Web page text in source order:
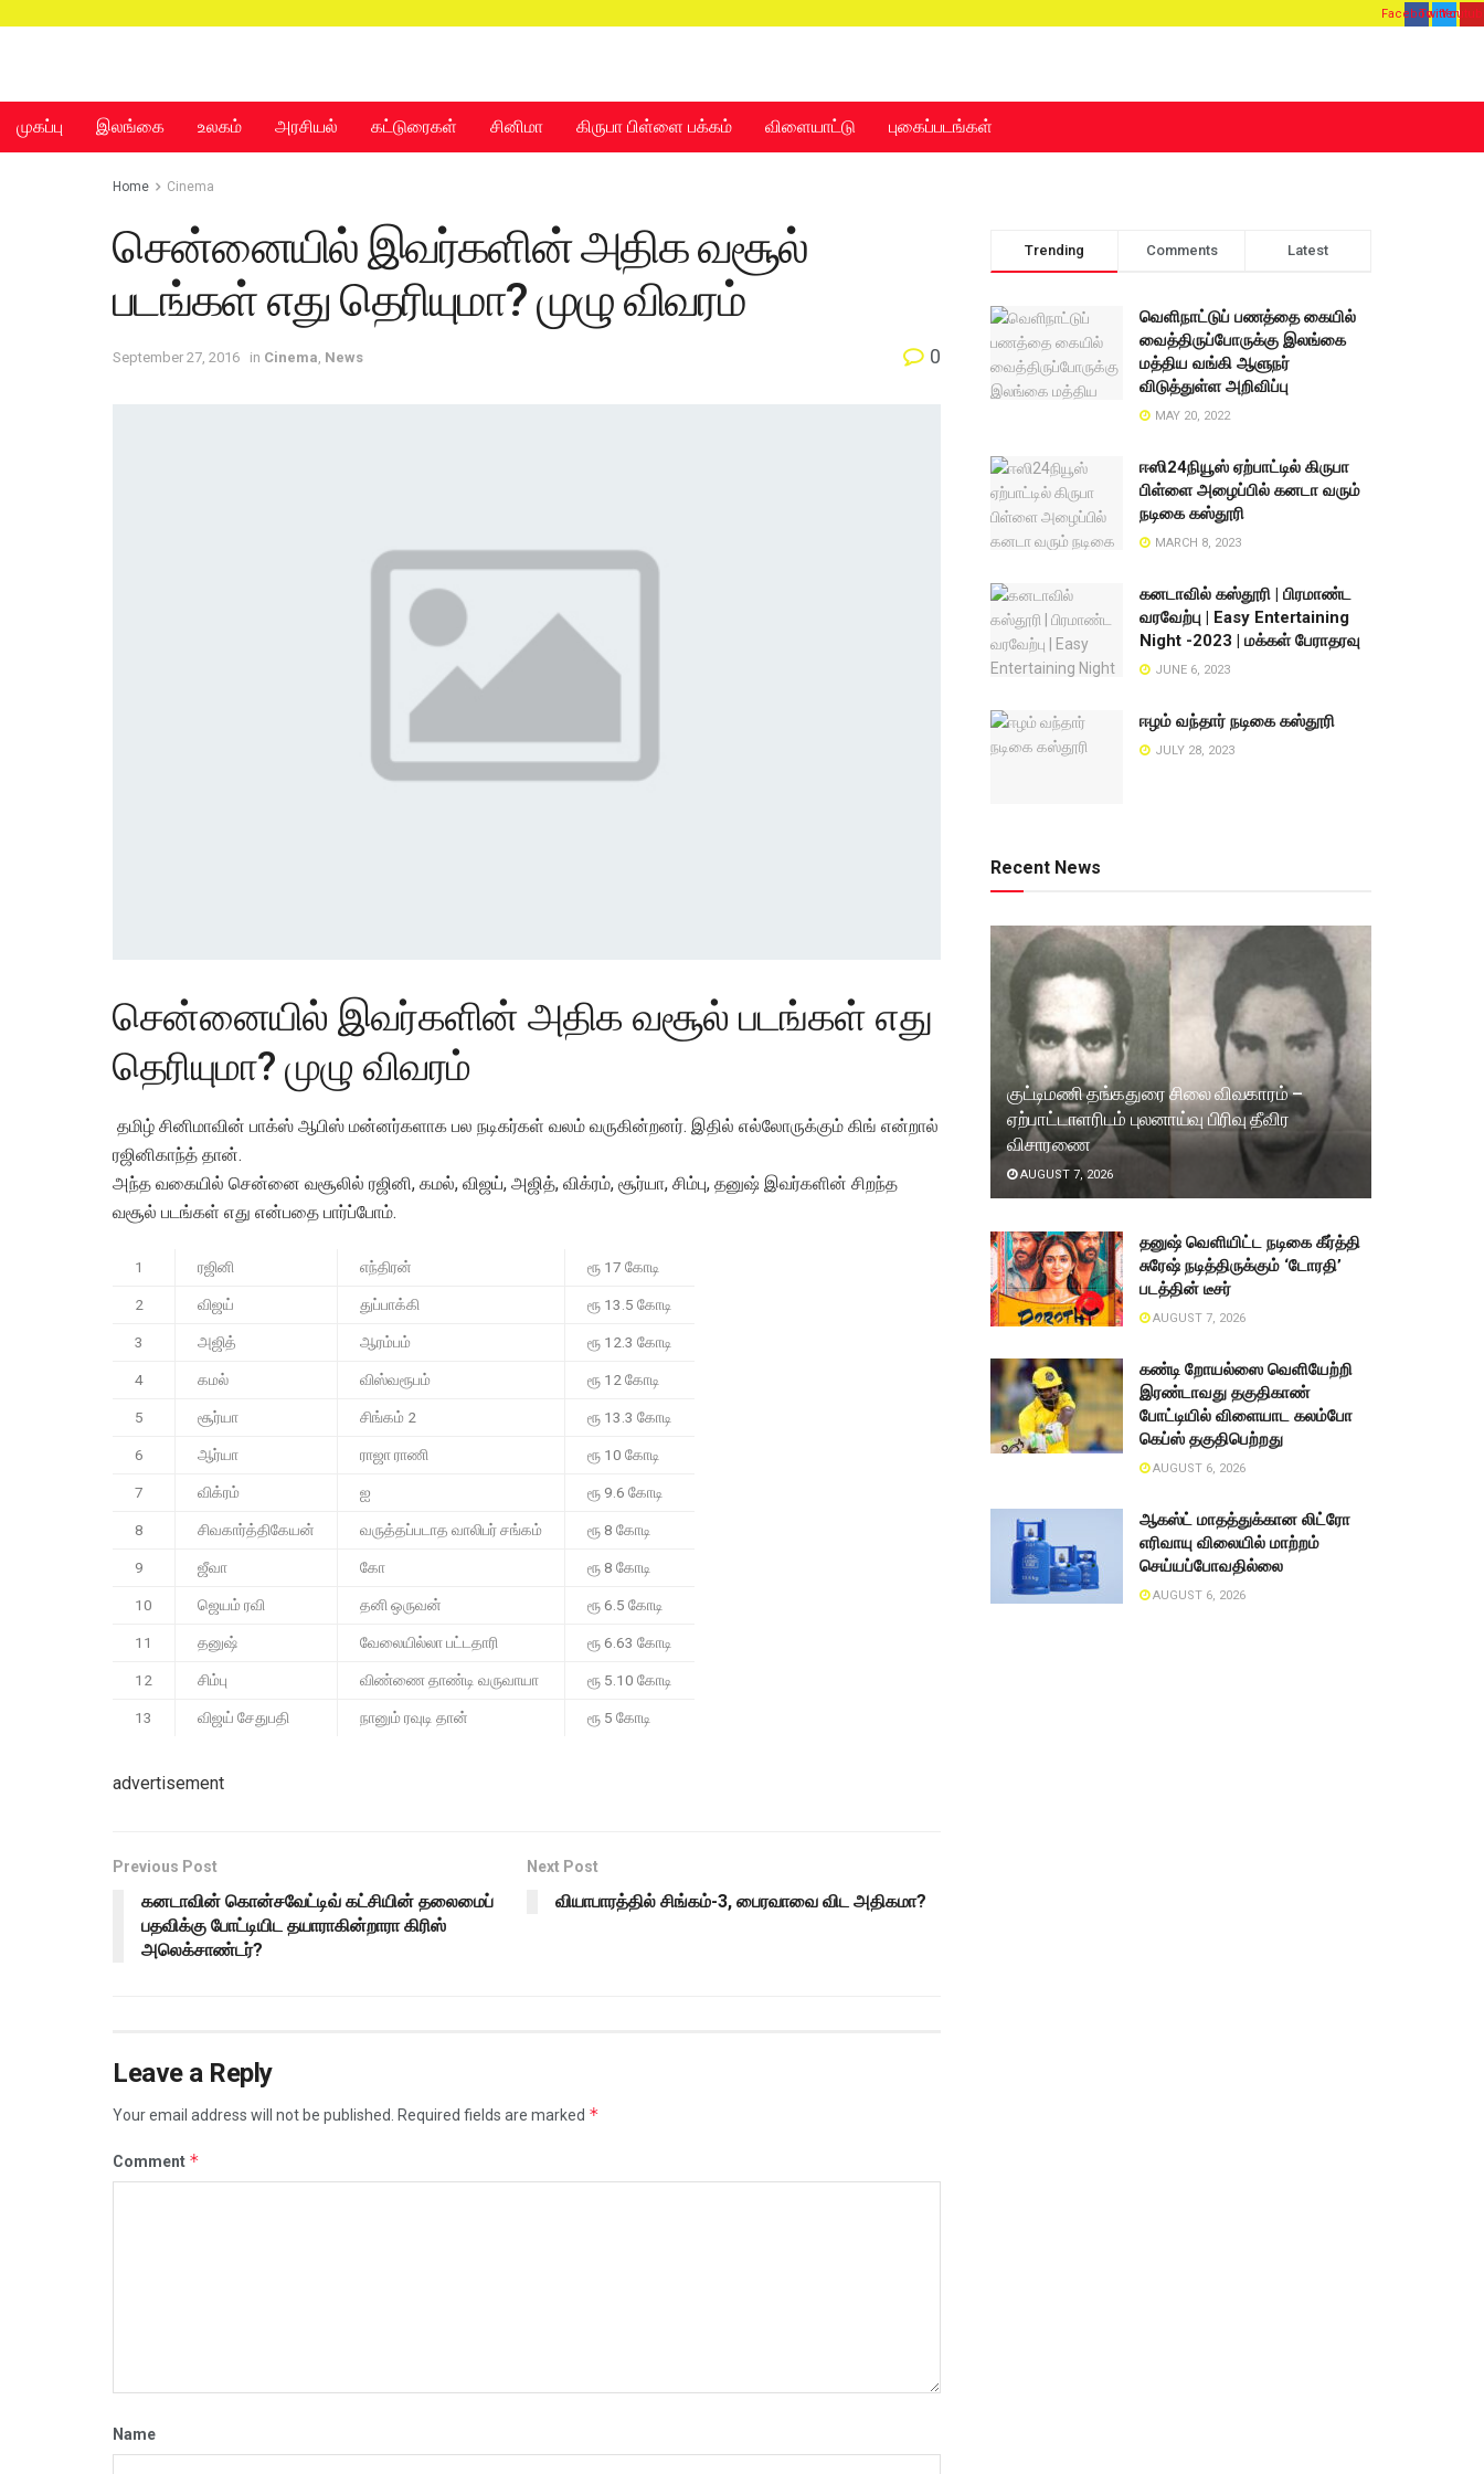
FacebookTwitter
முகப்பு இலங்கை உலகம் அரசியல் கட்டுரைகள் சினிமா கிருபா பிள்ளை பக்கம் விளையாட்டு புகைப்படங்கள்
Home Cinema
சென்னையில் இவர்களின் அதிக வசூல்
படங்கள் எது தெரியுமா? முழு விவரம்
September 27, 2016 in Cinema, News 0
சென்னையில் இவர்களின் அதிக வசூல் படங்கள் எது
தெரியுமா? முழு விவரம்
தமிழ் சினிமாவின் பாக்ஸ் ஆபிஸ் மன்னர்களாக பல நடிகர்கள் வலம் வருகின்றனர். இதில் எல்லோருக்கும் கிங் என்றால்
ரஜினிகாந்த் தான்.
அந்த வகையில் சென்னை வசூலில் ரஜினி, கமல், விஜய், அஜித், விக்ரம், சூர்யா, சிம்பு, தனுஷ் இவர்களின் சிறந்த
வசூல் படங்கள் எது என்பதை பார்ப்போம்.
1 ரஜினி எந்திரன் ரூ 17 கோடி
2 விஜய் துப்பாக்கி ரூ 13.5 கோடி
3 அஜித் ஆரம்பம் ரூ 12.3 கோடி
4 கமல் விஸ்வரூபம் ரூ 12 கோடி
5 சூர்யா சிங்கம் 2 ரூ 13.3 கோடி
6 ஆர்யா ராஜா ராணி ரூ 10 கோடி
7 விக்ரம் ஐ ரூ 9.6 கோடி
8 சிவகார்த்திகேயன் வருத்தப்படாத வாலிபர் சங்கம் ரூ 8 கோடி
9 ஜீவா கோ ரூ 8 கோடி
10 ஜெயம் ரவி தனி ஒருவன் ரூ 6.5 கோடி
11 தனுஷ் வேலையில்லா பட்டதாரி ரூ 6.63 கோடி
12 சிம்பு விண்ணை தாண்டி வருவாயா ரூ 5.10 கோடி
13 விஜய் சேதுபதி நானும் ரவுடி தான் ரூ 5 கோடி
advertisement
Previous Post
கனடாவின் கொன்சவேட்டிவ் கட்சியின் தலைமைப்
பதவிக்கு போட்டியிட தயாராகின்றாரா கிரிஸ்
அலெக்சாண்டர்?
Next Post
வியாபாரத்தில் சிங்கம்-3, பைரவாவை விட அதிகமா?
Leave a Reply
Your email address will not be published. Required fields are marked *
Comment *
Name
Trending Comments Latest
வெளிநாட்டுப் பணத்தை கையில்
வைத்திருப்போருக்கு இலங்கை
மத்திய வங்கி ஆளுநர்
விடுத்துள்ள அறிவிப்பு
MAY 20, 2022
ஈஸி24நியூஸ் ஏற்பாட்டில் கிருபா
பிள்ளை அழைப்பில் கனடா வரும்
நடிகை கஸ்தூரி
MARCH 8, 2023
கனடாவில் கஸ்தூரி | பிரமாண்ட
வரவேற்பு | Easy Entertaining
Night -2023 | மக்கள் பேராதரவு
JUNE 6, 2023
ஈழம் வந்தார் நடிகை கஸ்தூரி
JULY 28, 2023
Recent News
குட்டிமணி தங்கதுரை சிலை விவகாரம் –
ஏற்பாட்டாளரிடம் புலனாய்வு பிரிவு தீவிர
விசாரணை
AUGUST 7, 2026
தனுஷ் வெளியிட்ட நடிகை கீர்த்தி
சுரேஷ் நடித்திருக்கும் ‘டோரதி’
படத்தின் டீசர்
AUGUST 7, 2026
கண்டி றோயல்ஸை வெளியேற்றி
இரண்டாவது தகுதிகாண்
போட்டியில் விளையாட கலம்போ
கெப்ஸ் தகுதிபெற்றது
AUGUST 6, 2026
ஆகஸ்ட் மாதத்துக்கான லிட்ரோ
எரிவாயு விலையில் மாற்றம்
செய்யப்போவதில்லை
AUGUST 6, 2026